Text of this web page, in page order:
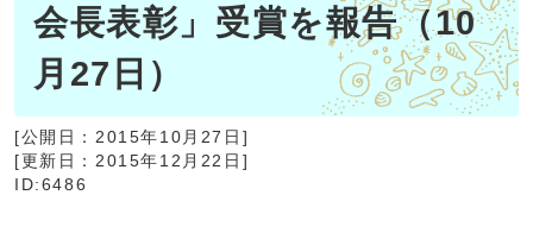
会長表彰」受賞を報告（10
月27日）
[公開日： 2015年10月27日 ]
[更新日： 2015年12月22日 ]
ID:6486